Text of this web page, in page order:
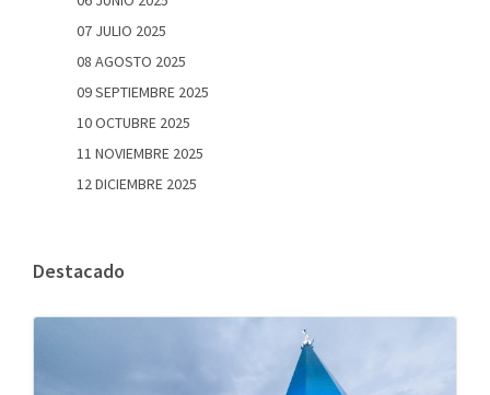
07 JULIO 2025
08 AGOSTO 2025
09 SEPTIEMBRE 2025
10 OCTUBRE 2025
11 NOVIEMBRE 2025
12 DICIEMBRE 2025
Destacado